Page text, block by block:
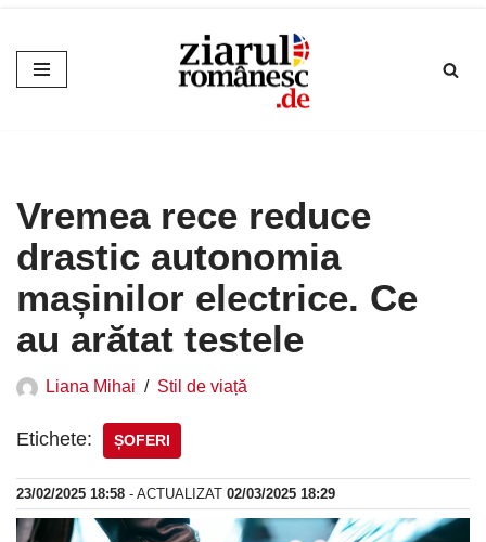
Sari
la
Vremea rece reduce
drastic autonomia
mașinilor electrice. Ce
au arătat testele
Liana Mihai Stil de viață
Etichete: ȘOFERI
23/02/2025 18:58 - ACTUALIZAT 02/03/2025 18:29